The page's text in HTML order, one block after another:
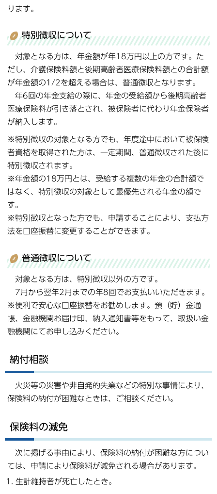
ります。
特別徴収について
対象となる方は、年金額が年18万円以上の方です。た
だし、介護保険料額と後期高齢者医療保険料額との合計額
が年金額の1/2を超える場合は、普通徴収となります。
年6回の年金支給の際に、年金の受給額から後期高齢者
医療保険料が引き落とされ、被保険者に代わり年金保険者
が納入します。
※特別徴収の対象となる方でも、年度途中において被保険
者資格を取得された方は、一定期間、普通徴収された後に
特別徴収されます。
※年金額の18万円とは、受給する複数の年金の合計額で
はなく、特別徴収の対象として最優先される年金の額で
す。
※特別徴収となった方でも、申請することにより、支払方
法を口座振替に変更することができます。
普通徴収について
対象となる方は、特別徴収以外の方です。
7月から翌年2月までの年8回でお支払いいただきます。
※便利で安心な口座振替をお勧めします。預（貯）金通
帳、金融機関お届け印、納入通知書等をもって、取扱い金
融機関にてお申し込みください。
納付相談
火災等の災害や非自発的失業などの特別な事情により、
保険料の納付が困難なときは、ご相談ください。
保険料の減免
次に掲げる事由により、保険料の納付が困難な方につい
ては、申請により保険料が減免される場合があります。
生計維持者が死亡したとき。